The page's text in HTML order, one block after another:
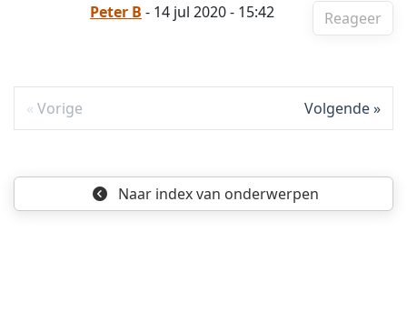
Reageer
Peter B - 14 jul 2020 - 15:42
Vorige Volgende
Naar indexvan onderwerpen